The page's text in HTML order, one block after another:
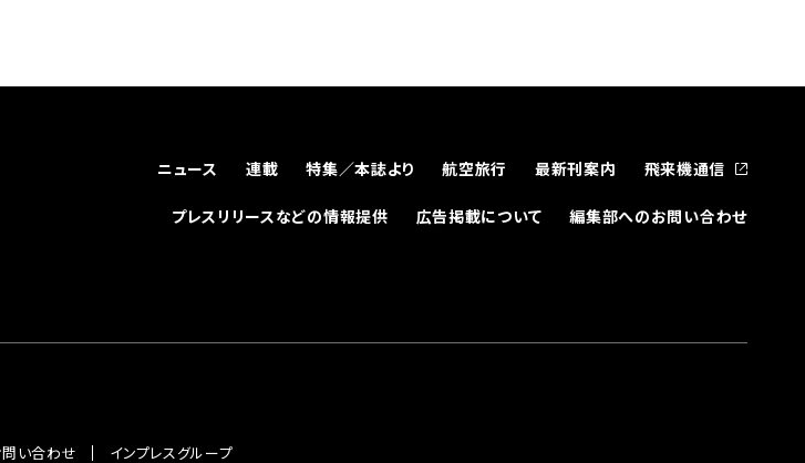
ニュース 連載 特集／本誌より 航空旅行 最新刊案内 飛来機通信
プレスリリースなどの情報提供 広告掲載について 編集部へのお問い合わせ
い合わせ インプレスグループ